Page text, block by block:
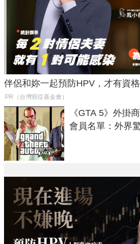
伴侶和妳一起預防HPV，才有資格
PR（台灣癌症基金會）
《GTA 5》外掛
會員名單：外界